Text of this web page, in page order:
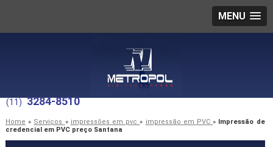
MENU
(11) 3284-8510
Home » Serviços » impressões em pvc» impressão em PVC» Impressão de
credencial em PVC preço Santana